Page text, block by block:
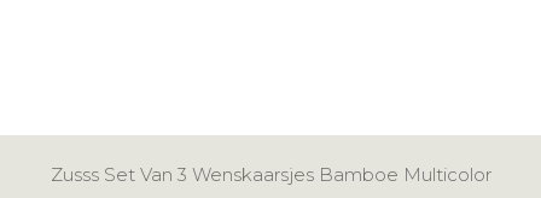
Zusss Set Van 3 Wenskaarsjes Bamboe Multicolor